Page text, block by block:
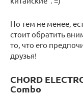
Но тем не менее,
стоит обратить
то, что его
друзья!
CHORD
Combo